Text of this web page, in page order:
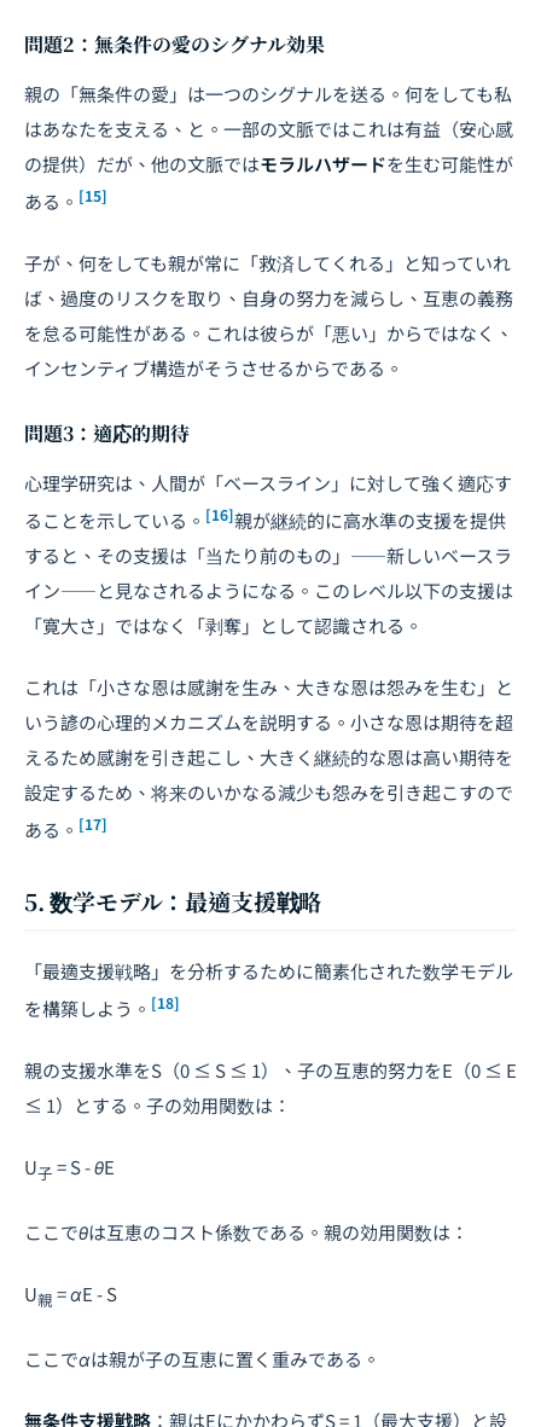
問題2：無条件の愛のシグナル効果
親の「無条件の愛」は一つのシグナルを送る。何をしても私
はあなたを支える、と。一部の文脈ではこれは有益（安心感
の提供）だが、他の文脈ではモラルハザードを生む可能性が
ある。 [15]
子が、何をしても親が常に「救済してくれる」と知っていれ
ば、過度のリスクを取り、自身の努力を減らし、互恵の義務
を怠る可能性がある。これは彼らが「悪い」からではなく、
インセンティブ構造がそうさせるからである。
問題3：適応的期待
心理学研究は、人間が「ベースライン」に対して強く適応す
ることを示している。 [16]親が継続的に高水準の支援を提供
すると、その支援は「当たり前のもの」――新しいベースラ
イン――と見なされるようになる。このレベル以下の支援は
「寛大さ」ではなく「剥奪」として認識される。
これは「小さな恩は感謝を生み、大きな恩は怨みを生む」と
いう諺の心理的メカニズムを説明する。小さな恩は期待を超
えるため感謝を引き起こし、大きく継続的な恩は高い期待を
設定するため、将来のいかなる減少も怨みを引き起こすので
ある。 [17]
5. 数学モデル：最適支援戦略
「最適支援戦略」を分析するために簡素化された数学モデル
を構築しよう。 [18]
親の支援水準をS （0 ≤ S ≤ 1）、子の互恵的努力をE （0 ≤ E
≤ 1）とする。子の効用関数は：
U子 = S - θE
ここでθは互恵のコスト係数である。親の効用関数は：
U親 = αE - S
ここでαは親が子の互恵に置く重みである。
無条件支援戦略 ：親はEにかかわらずS = 1 （最大支援）と設